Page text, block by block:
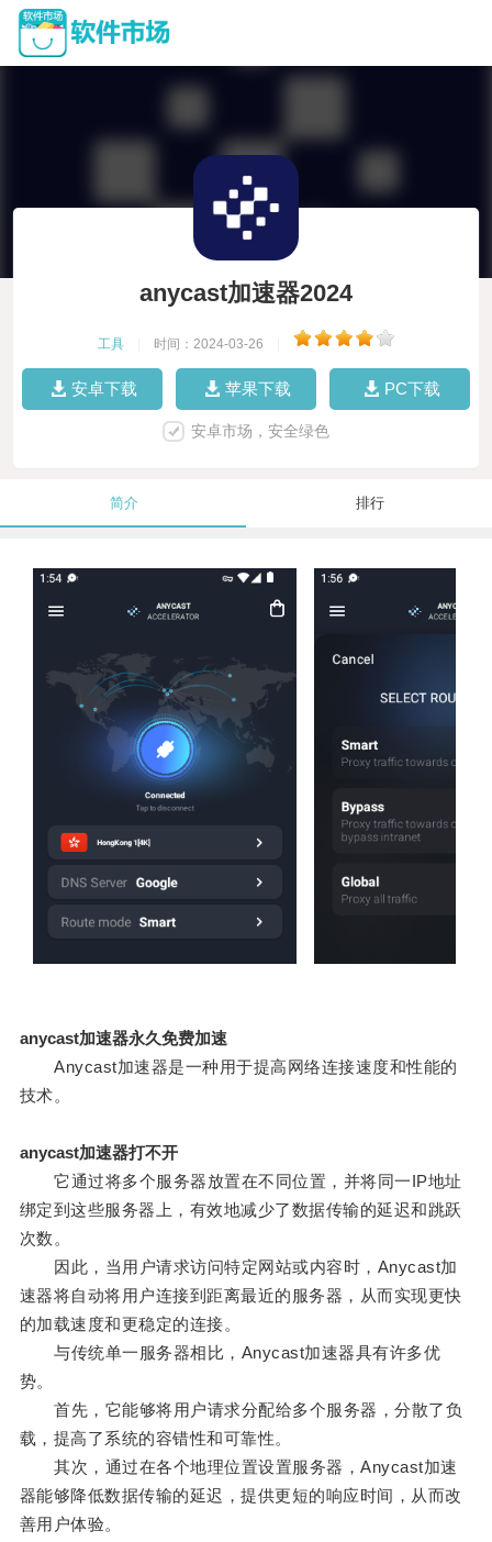
anycast加速器2024
工具 时间：2024-03-26
安卓下载 苹果下载 PC下载
安卓市场，安全绿色
简介 排行
anycast加速器永久免费加速
Anycast加速器是一种用于提高网络连接速度和性能的
技术。
anycast加速器打不开
它通过将多个服务器放置在不同位置，并将同一IP地址
绑定到这些服务器上，有效地减少了数据传输的延迟和跳跃
次数。
因此，当用户请求访问特定网站或内容时，Anycast加
速器将自动将用户连接到距离最近的服务器，从而实现更快
的加载速度和更稳定的连接。
与传统单一服务器相比，Anycast加速器具有许多优
势。
首先，它能够将用户请求分配给多个服务器，分散了负
载，提高了系统的容错性和可靠性。
其次，通过在各个地理位置设置服务器，Anycast加速
器能够降低数据传输的延迟，提供更短的响应时间，从而改
善用户体验。